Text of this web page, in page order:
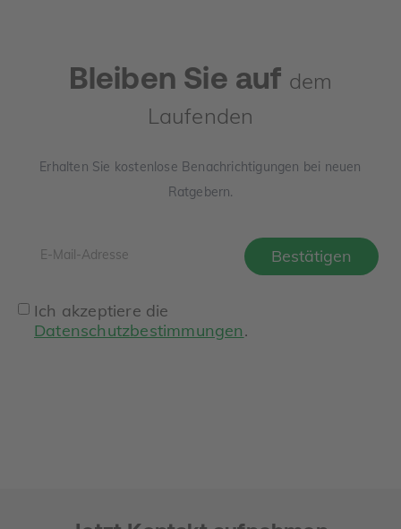
Bleiben Sie auf dem
Laufenden
Erhalten Sie kostenlose Benachrichtigungen bei neuen
Ratgebern.
Ich akzeptiere die
Datenschutzbestimmungen.